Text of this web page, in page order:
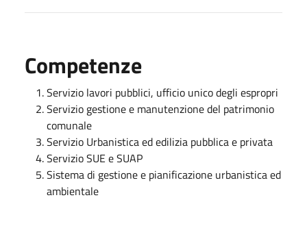
Competenze
Servizio lavori pubblici, ufficio unico degli espropri
Servizio gestione e manutenzione del patrimonio
comunale
Servizio Urbanistica ed edilizia pubblica e privata
Servizio SUE e SUAP
Sistema di gestione e pianificazione urbanistica ed
ambientale